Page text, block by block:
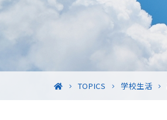
TOPICS 学校生活